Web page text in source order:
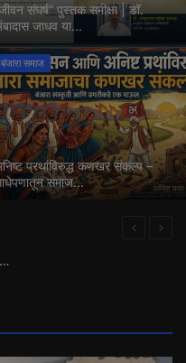
संघर्ष” पुस्तक समीक्षा | डॉ.
जाधव या...
बंजारा समाज
प्रथांविरुद्ध कणखर संकल्प –
समाज...
जनगणना आणि गोर बंजारा समाजाची ओळख | गोरबोली भाषा व अस्तित्वाचा प्रश्न